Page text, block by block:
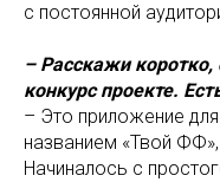
с постоянной
– Расскажи коротко,
конкурс проекте.
– Это приложение
названием «Твой
Начиналось с